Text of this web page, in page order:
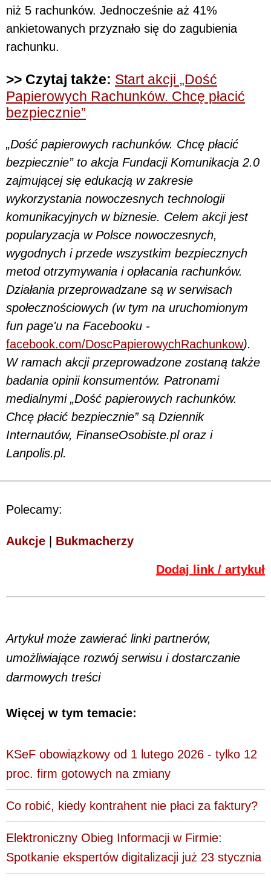
niż 5 rachunków. Jednocześnie aż 41%
ankietowanych przyznało się do zagubienia
rachunku.
>> Czytaj także: Start akcji „Dość
Papierowych Rachunków. Chcę płacić
bezpiecznie”
„Dość papierowych rachunków. Chcę płacić
bezpiecznie” to akcja Fundacji Komunikacja 2.0
zajmującej się edukacją w zakresie
wykorzystania nowoczesnych technologii
komunikacyjnych w biznesie. Celem akcji jest
popularyzacja w Polsce nowoczesnych,
wygodnych i przede wszystkim bezpiecznych
metod otrzymywania i opłacania rachunków.
Działania przeprowadzane są w serwisach
społecznościowych (w tym na uruchomionym
fun page'u na Facebooku -
facebook.com/DoscPapierowychRachunkow).
W ramach akcji przeprowadzone zostaną także
badania opinii konsumentów. Patronami
medialnymi „Dość papierowych rachunków.
Chcę płacić bezpiecznie” są Dziennik
Internautów, FinanseOsobiste.pl oraz i
Lanpolis.pl.
Polecamy:
Aukcje Bukmacherzy
Dodaj link / artykuł
Artykuł może zawierać linki partnerów,
umożliwiające rozwój serwisu i dostarczanie
darmowych treści
Więcej w tym temacie:
KSeF obowiązkowy od 1 lutego 2026 - tylko 12
proc. firm gotowych na zmiany
Co robić, kiedy kontrahent nie płaci za faktury?
Elektroniczny Obieg Informacji w Firmie:
Spotkanie ekspertów digitalizacji już 23 stycznia